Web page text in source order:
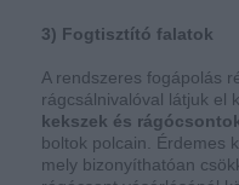
3) Fogtisztító falatok
A rendszeres fogápolás
rágcsálnivalóval látjuk el
kekszek és
boltok polcain. Érdemes
mely bizonyíthatóan